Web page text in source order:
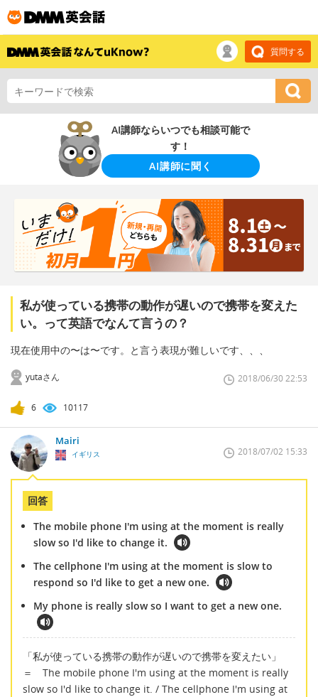
質問する
AI講師ならいつでも相談可能で
す！
AI講師に聞く
私が使っている携帯の動作が遅いので携帯を変えた
い。って英語でなんて言うの？
現在使用中の〜は〜です。と言う表現が難しいです、、、
yutaさん 2018/06/30 22:53
6 10117
Mairi
イギリス 2018/07/02 15:33
回答
The mobile phone I'm using at the moment is really
slow so I'd like to change it.
The cellphone I'm using at the moment is slow to
respond so I'd like to get a new one.
My phone is really slow so I want to get a new one.
「私が使っている携帯の動作が遅いので携帯を変えたい」
＝ The mobile phone I'm using at the moment is really
slow so I'd like to change it. / The cellphone I'm using at